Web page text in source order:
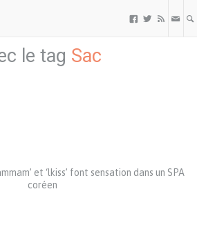
  
le tag Sac
et ‘lkiss’ font sensation dans un SPA
coréen